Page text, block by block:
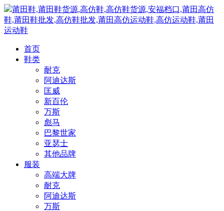
莆田鞋,莆田鞋货源,高仿鞋,高仿鞋货源,安福档口,莆田高仿
鞋,莆田鞋批发,高仿鞋批发,莆田高仿运动鞋,高仿运动鞋,莆田
运动鞋
首页
鞋类
耐克
阿迪达斯
匡威
新百伦
万斯
彪马
巴黎世家
亚瑟士
其他品牌
服装
高端大牌
耐克
阿迪达斯
万斯